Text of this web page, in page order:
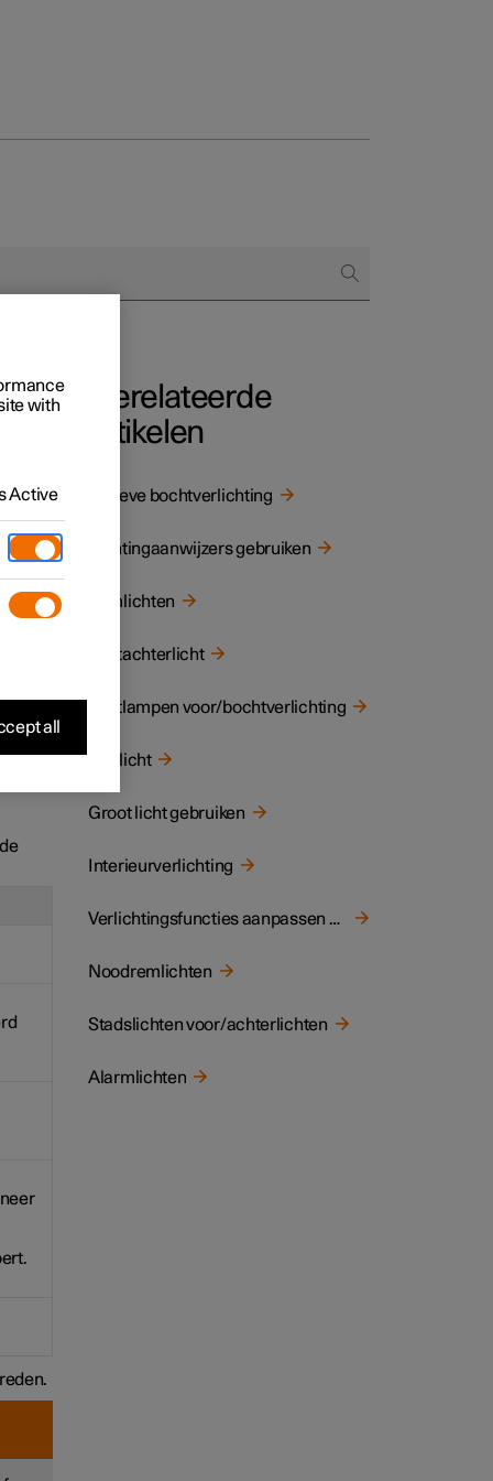
aard
Gerelateerde
artikelen
Actieve bochtverlichting
Richtingaanwijzers gebruiken
Remlichten
Mistachterlicht
Mistlampen voor/bochtverlichting
Dimlicht
Groot licht gebruiken
Interieurverlichting
Verlichtingsfuncties aanpassen via het middendisplay
Noodremlichten
Stadslichten voor/achterlichten
Alarmlichten
with
Active
all